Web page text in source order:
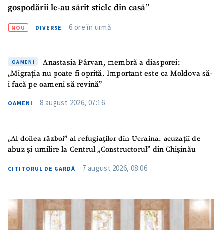
gospodării le-au sărit sticle din casă”
NOU DIVERSE 6 ore în urmă
OAMENI
Anastasia Pârvan, membră a diasporei:
„Migrația nu poate fi oprită. Important este ca Moldova să-
i facă pe oameni să revină”
OAMENI 8 august 2026, 07:16
„Al doilea război” al refugiaților din Ucraina: acuzații de
abuz și umilire la Centrul „Constructorul” din Chișinău
CITITORUL DE GARDĂ 7 august 2026, 08:06